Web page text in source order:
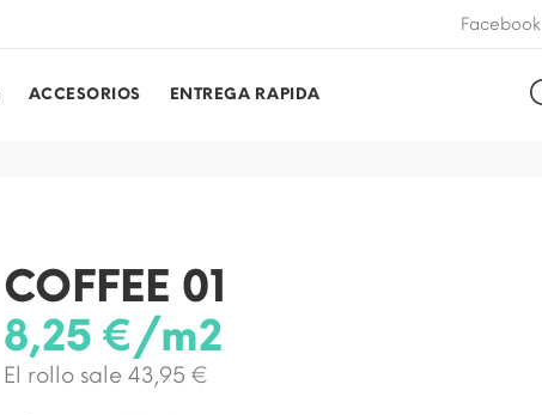
Facebook
ACCESORIOS ENTREGA RAPIDA
COFFEE 01
8,25 €/m2
El rollo sale 43,95 €